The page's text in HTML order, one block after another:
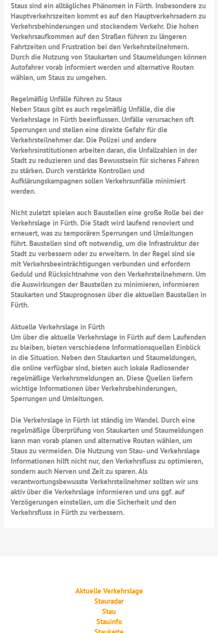
Staus sind ein alltägliches Phänomen in Fürth. Insbesondere zu
Hauptverkehrszeiten kommt es auf den Hauptverkehrsadern zu
Verkehrsbehinderungen und stockendem Verkehr. Die hohen
Verkehrsaufkommen auf den Straßen führen zu längeren
Fahrtzeiten und Frustration bei den Verkehrsteilnehmern.
Durch die Nutzung von Staukarten und Staumeldungen können
Autofahrer vorab informiert werden und alternative Routen
wählen, um Staus zu umgehen.
Regelmäßig Unfälle führen zu Staus
Neben Staus gibt es auch regelmäßig Unfälle, die die
Verkehrslage in Fürth beeinflussen. Unfälle verursachen oft
Sperrungen und stellen eine direkte Gefahr für die
Verkehrsteilnehmer dar. Die Polizei und andere
Verkehrsinstitutionen arbeiten daran, die Unfallzahlen in der
Stadt zu reduzieren und das Bewusstsein für sicheres Fahren
zu stärken. Durch verstärkte Kontrollen und
Aufklärungskampagnen sollen Verkehrsunfälle minimiert
werden.
Nicht zuletzt spielen auch Baustellen eine große Rolle bei der
Verkehrslage in Fürth. Die Stadt wird laufend renoviert und
erneuert, was zu temporären Sperrungen und Umleitungen
führt. Baustellen sind oft notwendig, um die Infrastruktur der
Stadt zu verbessern oder zu erweitern. In der Regel sind sie
mit Verkehrsbeeinträchtigungen verbunden und erfordern
Geduld und Rücksichtnahme von den Verkehrsteilnehmern. Um
die Auswirkungen der Baustellen zu minimieren, informieren
Staukarten und Stauprognosen über die aktuellen Baustellen in
Fürth.
Aktuelle Verkehrslage in Fürth
Um über die aktuelle Verkehrslage in Fürth auf dem Laufenden
zu bleiben, bieten verschiedene Informationsquellen Einblick
in die Situation. Neben den Staukarten und Staumeldungen,
die online verfügbar sind, bieten auch lokale Radiosender
regelmäßige Verkehrsmeldungen an. Diese Quellen liefern
wichtige Informationen über Verkehrsbehinderungen,
Sperrungen und Umleitungen.
Die Verkehrslage in Fürth ist ständig im Wandel. Durch eine
regelmäßige Überprüfung von Staukarten und Staumeldungen
kann man vorab planen und alternative Routen wählen, um
Staus zu vermeiden. Die Nutzung von Stau- und Verkehrslage
Informationen hilft nicht nur, den Verkehrsfluss zu optimieren,
sondern auch Nerven und Zeit zu sparen. Als
verantwortungsbewusste Verkehrsteilnehmer sollten wir uns
aktiv über die Verkehrslage informieren und uns ggf. auf
Verzögerungen einstellen, um die Sicherheit und den
Verkehrsfluss in Fürth zu verbessern.
Aktuelle Verkehrslage
Stauradar
Stau
Stauinfo